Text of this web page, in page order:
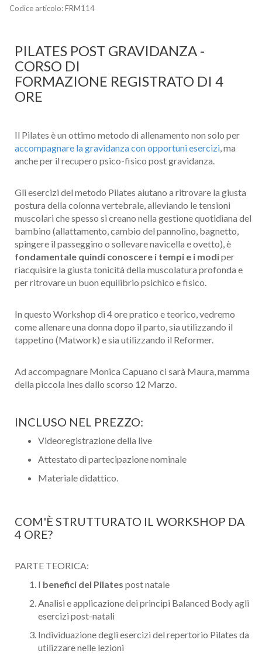
Codice articolo:FRM114
PILATES POST GRAVIDANZA -
CORSO DI
FORMAZIONE REGISTRATO DI 4
ORE
Il Pilates è un ottimo metodo di allenamento non solo per
accompagnare la gravidanza con opportuni esercizi, ma
anche per il recupero psico-fisico post gravidanza.
Gli esercizi del metodo Pilates aiutano a ritrovare la giusta
postura della colonna vertebrale, alleviando le tensioni
muscolari che spesso si creano nella gestione quotidiana del
bambino (allattamento, cambio del pannolino, bagnetto,
spingere il passeggino o sollevare navicella e ovetto), è
fondamentale quindi conoscere i tempi e i modiper
riacquisire la giusta tonicità della muscolatura profonda e
per ritrovare un buon equilibrio psichico e fisico.
In questo Workshop di 4 ore pratico e teorico, vedremo
come allenare una donna dopo il parto, sia utilizzando il
tappetino (Matwork) e sia utilizzando il Reformer.
Ad accompagnare Monica Capuano ci sarà Maura, mamma
della piccola Ines dallo scorso 12 Marzo.
INCLUSO NEL PREZZO:
Videoregistrazione della live
Attestato di partecipazione nominale
Materiale didattico.
COM'È STRUTTURATO IL WORKSHOP DA
4 ORE?
PARTE TEORICA:
I benefici del Pilates post natale
Analisi e applicazione dei principi Balanced Body agli
esercizi post-natali
Individuazione degli esercizi del repertorio Pilates da
utilizzare nelle lezioni